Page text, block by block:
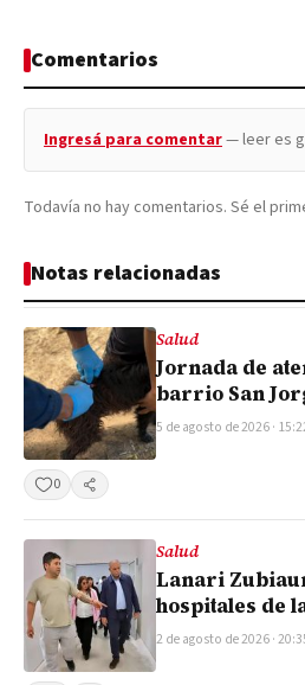
Comentarios
Ingresá para comentar— leer es
Todavía no hay comentarios. Sé el
Notas relacionadas
Salud
Jornada de
barrio San
5 de agosto de 2026 ·
0 Compartir
Salud
Lanari
hospitales de
2 de agosto de 2026 ·